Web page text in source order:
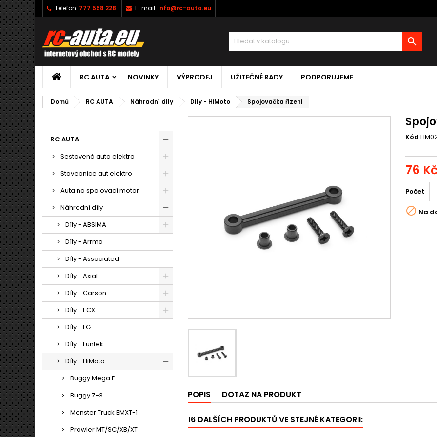
Telefon: 777 558 228 E-mail: info@rc-auta.eu

RC AUTA NOVINKY VÝPRODEJ UŽITEČNÉ RADY PODPORUJEME
Domů RC AUTA Náhradní díly Díly - HiMoto Spojovačka řízení
RC AUTA
Sestavená auta elektro
Stavebnice aut elektro
Auta na spalovací motor
Náhradní díly
Díly - ABSIMA
Díly - Arrma
Díly - Associated
Díly - Axial
Díly - Carson
Díly - ECX
Díly - FG
Díly - Funtek
Díly - HiMoto
Buggy Mega E
Buggy Z-3
Monster Truck EMXT-1
Prowler MT/SC/XB/XT
Kód
76 Kč
Počet
 Na
POPIS DOTAZ NA PRODUKT
16 DALŠÍCH PRODUKTŮ VE STEJNÉ KATEGORII: